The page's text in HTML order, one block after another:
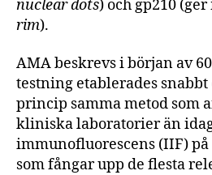
nuclear dots) och gp210
rim).
AMA beskrevs i början av
testning etablerades
princip samma metod som
kliniska laboratorier än
immunofluorescens (IIF)
som fångar upp de flesta